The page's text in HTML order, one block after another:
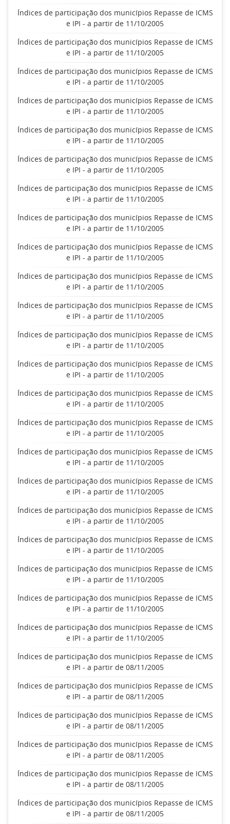
Índices de participação dos municípios Repasse de ICMS
e IPI - a partir de 11/10/2005
Índices de participação dos municípios Repasse de ICMS
e IPI - a partir de 11/10/2005
Índices de participação dos municípios Repasse de ICMS
e IPI - a partir de 11/10/2005
Índices de participação dos municípios Repasse de ICMS
e IPI - a partir de 11/10/2005
Índices de participação dos municípios Repasse de ICMS
e IPI - a partir de 11/10/2005
Índices de participação dos municípios Repasse de ICMS
e IPI - a partir de 11/10/2005
Índices de participação dos municípios Repasse de ICMS
e IPI - a partir de 11/10/2005
Índices de participação dos municípios Repasse de ICMS
e IPI - a partir de 11/10/2005
Índices de participação dos municípios Repasse de ICMS
e IPI - a partir de 11/10/2005
Índices de participação dos municípios Repasse de ICMS
e IPI - a partir de 11/10/2005
Índices de participação dos municípios Repasse de ICMS
e IPI - a partir de 11/10/2005
Índices de participação dos municípios Repasse de ICMS
e IPI - a partir de 11/10/2005
Índices de participação dos municípios Repasse de ICMS
e IPI - a partir de 11/10/2005
Índices de participação dos municípios Repasse de ICMS
e IPI - a partir de 11/10/2005
Índices de participação dos municípios Repasse de ICMS
e IPI - a partir de 11/10/2005
Índices de participação dos municípios Repasse de ICMS
e IPI - a partir de 11/10/2005
Índices de participação dos municípios Repasse de ICMS
e IPI - a partir de 11/10/2005
Índices de participação dos municípios Repasse de ICMS
e IPI - a partir de 11/10/2005
Índices de participação dos municípios Repasse de ICMS
e IPI - a partir de 11/10/2005
Índices de participação dos municípios Repasse de ICMS
e IPI - a partir de 11/10/2005
Índices de participação dos municípios Repasse de ICMS
e IPI - a partir de 11/10/2005
Índices de participação dos municípios Repasse de ICMS
e IPI - a partir de 11/10/2005
Índices de participação dos municípios Repasse de ICMS
e IPI - a partir de 08/11/2005
Índices de participação dos municípios Repasse de ICMS
e IPI - a partir de 08/11/2005
Índices de participação dos municípios Repasse de ICMS
e IPI - a partir de 08/11/2005
Índices de participação dos municípios Repasse de ICMS
e IPI - a partir de 08/11/2005
Índices de participação dos municípios Repasse de ICMS
e IPI - a partir de 08/11/2005
Índices de participação dos municípios Repasse de ICMS
e IPI - a partir de 08/11/2005